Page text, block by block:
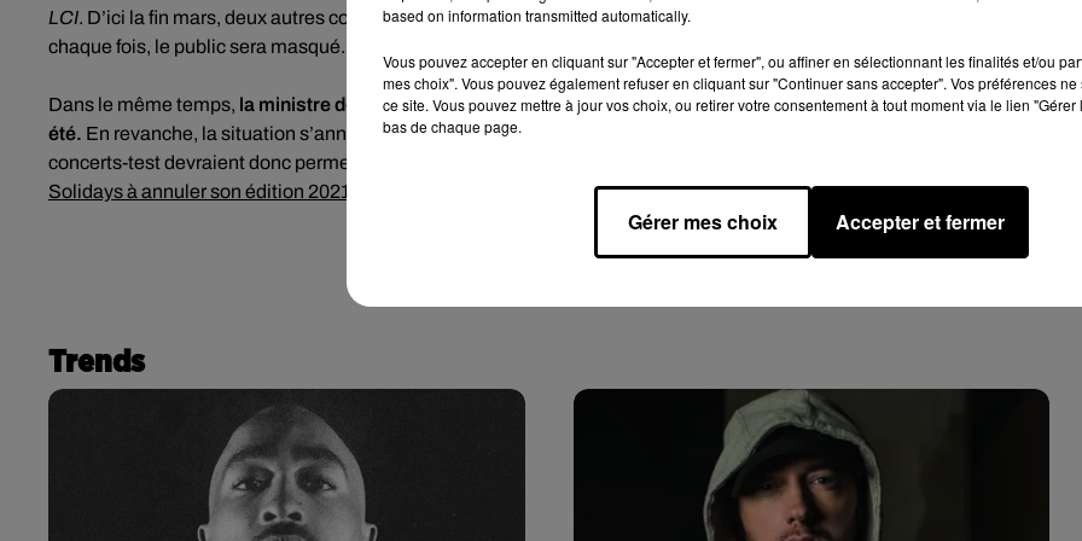
LCI. D’ici la fin mars, deux autres concerts assis« avec possibilité de se lever »
chaque fois, le public sera masqué.
Dans le même temps, la ministre de la Culture se dit« optimiste »pour la tenue des festivals et spectacles assis d’ici
été. En revanche, la situation s’annonce« plus compliquée »
concerts-test devraient donc permettre d’en savoir plus très prochainement.
Solidays à annuler son édition 2021.
Trends
based on information transmitted automatically.
Vous pouvez accepter en cliquant sur "Accepter et fermer", ou affiner en sélectionnant les finalités et/ou
mes choix". Vous pouvez également refuser en cliquant sur "Continuer sans accepter". Vos préférences
ce site. Vous pouvez mettre à jour vos choix, ou retirer votre consentement à tout moment via le lien
bas de chaque page.
Gérer mes choix Accepter et fermer